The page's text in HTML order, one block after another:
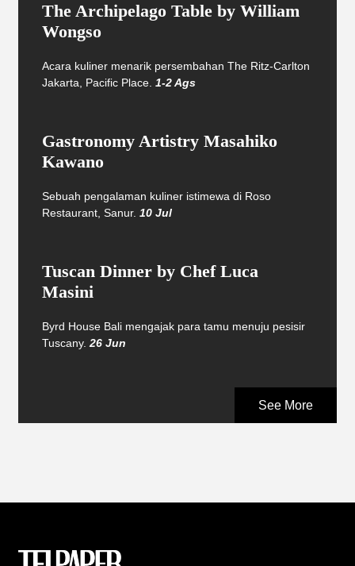
The Archipelago Table by William
Wongso
Acara kuliner menarik persembahan The Ritz-Carlton
Jakarta, Pacific Place. 1-2 Ags
Gastronomy Artistry Masahiko
Kawano
Sebuah pengalaman kuliner istimewa di Roso
Restaurant, Sanur. 10 Jul
Tuscan Dinner by Chef Luca
Masini
Byrd House Bali mengajak para tamu menuju pesisir
Tuscany. 26 Jun
See More